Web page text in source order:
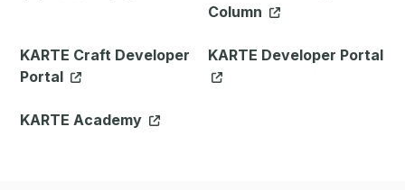
Column
KARTE Craft Developer
Portal
KARTE Developer Portal
KARTE Academy